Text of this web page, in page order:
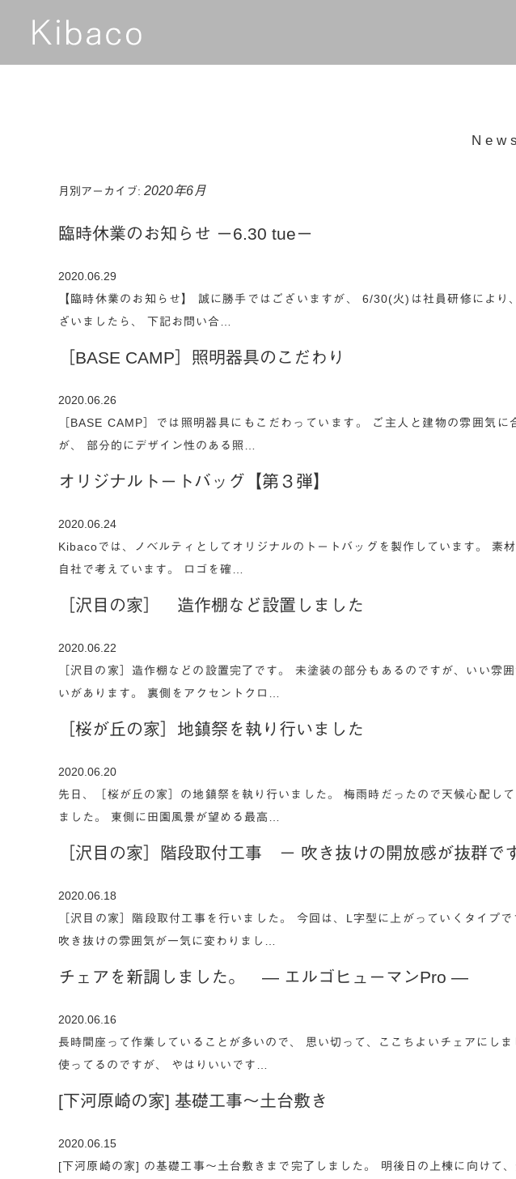
月別アーカイブ: 2020年6月
臨時休業のお知らせ ー6.30 tueー
2020.06.29
【臨時休業のお知らせ】 誠に勝手ではございますが、 6/30(火)は社員研修によ
ざいましたら、 下記お問い合…
［BASE CAMP］照明器具のこだわり
2020.06.26
［BASE CAMP］では照明器具にもこだわっています。 ご主人と建物の雰囲気
が、 部分的にデザイン性のある照…
オリジナルトートバッグ【第３弾】
2020.06.24
Kibacoでは、ノベルティとしてオリジナルのトートバッグを製作しています。 素
自社で考えています。 ロゴを確…
［沢目の家］ 造作棚など設置しました
2020.06.22
［沢目の家］造作棚などの設置完了です。 未塗装の部分もあるのですが、いい雰
いがあります。 裏側をアクセントクロ…
［桜が丘の家］地鎮祭を執り行いました
2020.06.20
先日、［桜が丘の家］の地鎮祭を執り行いました。 梅雨時だったので天候心配し
ました。 東側に田園風景が望める最高…
［沢目の家］階段取付工事 － 吹き抜けの開放感が抜群で
2020.06.18
［沢目の家］階段取付工事を行いました。 今回は、L字型に上がっていくタイプ
吹き抜けの雰囲気が一気に変わりまし…
チェアを新調しました。 ― エルゴヒューマンPro ―
2020.06.16
長時間座って作業していることが多いので、 思い切って、ここちよいチェアにし
使ってるのですが、 やはりいいです…
[下河原崎の家] 基礎工事～土台敷き
2020.06.15
[下河原崎の家] の基礎工事～土台敷きまで完了しました。 明後日の上棟に向けて